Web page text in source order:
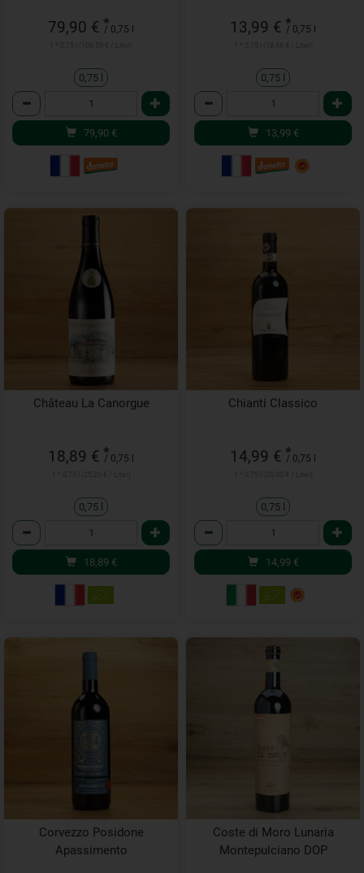
79,90 € *
/ 0,75 l
0,75 l
Anzahl
79,90 €
13,99 € *
/ 0,75 l
0,75 l
Anzahl
13,99 €
Château La Canorgue
18,89 € *
/ 0,75 l
0,75 l
Anzahl
18,89 €
Chianti Classico
14,99 € *
/ 0,75 l
0,75 l
Anzahl
14,99 €
Corvezzo Posidone
Apassimento
Coste di Moro Lunaria
Montepulciano DOP